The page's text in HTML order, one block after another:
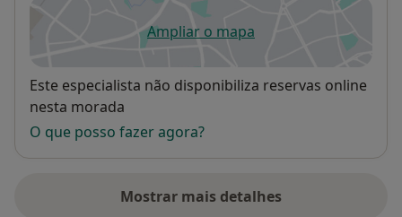
“Estados Modificados de Consciência”, Instituto CRIAP
Ampliar o mapaabre num novo separador
Disponibilidade
Este especialista não disponibiliza reservas online
nesta morada
O que posso fazer agora?
Mostrar mais detalhes
sobre o endereço